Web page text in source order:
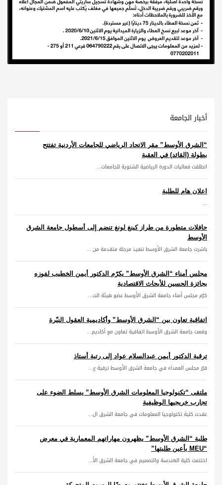
أخبار الجامعة
“الشرق الأوسط” مقر الاتحاد الرياضي للجامعات الأردنية تفتتح
بطولة (القائد) في العقبة
انطلقت فعاليات الدورة الرياضية الشتوية للجامعات...
اعلان هام للطلبة
...
حافلات متطورة من طراز كينغ لونغ تنضم إلى أسطول جامعة الشرق
الأوسط
باشرت جامعة الشرق الأوسط تنفيذ مرحلة متقدمة من ...
مجلس أمناء “الشرق الأوسط” يكرّم الدكتور أيمن الخطيب لفوزه
بجائزة الحسين للأبحاث الاقتصادية
كرّم مجلس أمناء جامعة الشرق الأوسط عضو هيئة الت...
اتفاقية تعاون بين “الشرق الأوسط” وأكاديمية العقول النيّرة
وقعت جامعة الشرق الأوسط اتفاقية تعاون مع أكاديم...
ترقية الدكتور أيمن عبدالسلام عواد إلى رتبة أستاذ
قرّر مجلس العمداء في جامعة الشرق الأوسط ترقية ع...
ملتقى “تكنولوجيا المعلومات الشرق الأوسط” يسلط الضوء على
تجارب خريجيها الوظيفية
عقدت كلية تكنولوجيا المعلومات في جامعة الشرق ال...
طلبة “الشرق الأوسط” يظهرون مهاراتهم المعمارية في معرض
“MEU بأعين طلبتها”
اختتمت كلية الهندسة والتصميم في جامعة الشرق الأ...